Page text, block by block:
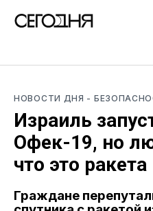
НОВОСТИ ДНЯ -
Израиль
Офек-19, но
что это ракета
Граждане